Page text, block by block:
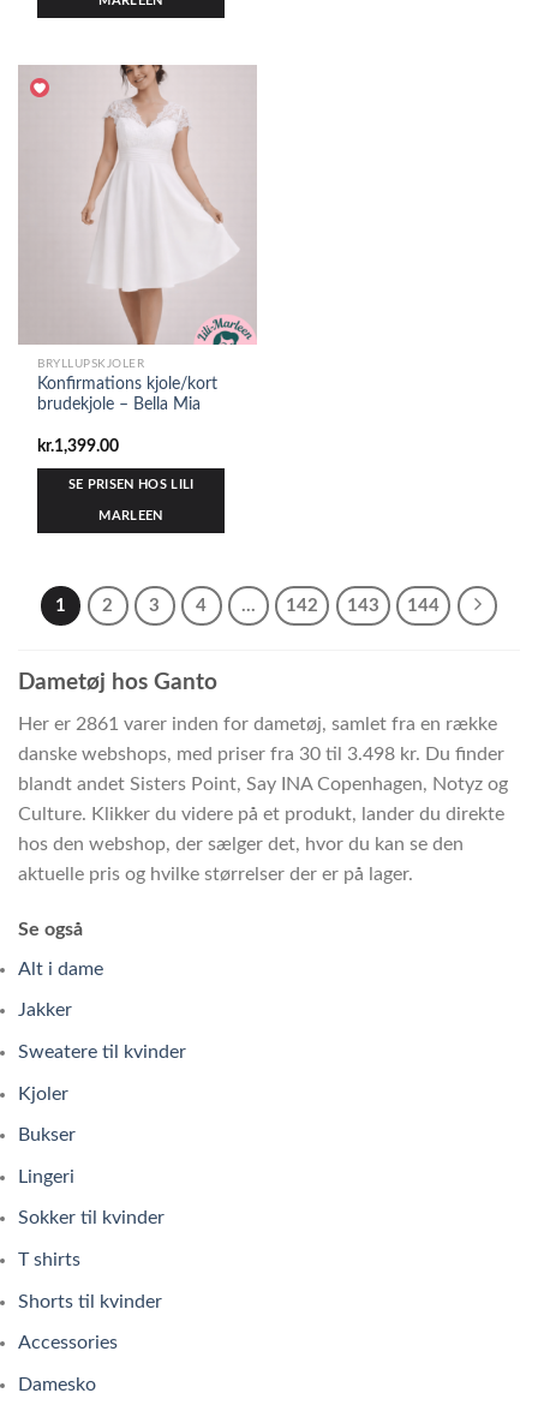
BRYLLUPSKJOLER
Konfirmations kjole/kort
brudekjole – Bella Mia
kr.1,399.00
SE PRISEN HOS LILI
MARLEEN
1 2 3 4 … 142 143 144
Dametøj hos Ganto
Her er 2861 varer inden for dametøj, samlet fra en række
danske webshops, med priser fra 30 til 3.498 kr. Du finder
blandt andet Sisters Point, Say INA Copenhagen, Notyz og
Culture. Klikker du videre på et produkt, lander du direkte
hos den webshop, der sælger det, hvor du kan se den
aktuelle pris og hvilke størrelser der er på lager.
Se også
Alt i dame
Jakker
Sweatere til kvinder
Kjoler
Bukser
Lingeri
Sokker til kvinder
T shirts
Shorts til kvinder
Accessories
Damesko